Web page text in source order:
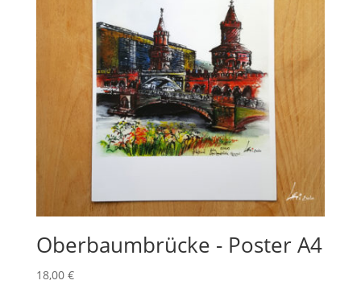
Oberbaumbrücke - Poster A4
18,00 €